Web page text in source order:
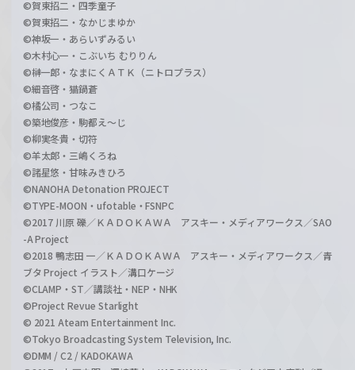
©賀東招二・四季童子
©賀東招二・なかじまゆか
©神坂一・あらいずみるい
©木村心一・こぶいち むりりん
©榊一郎・なまにくＡＴＫ（ニトロプラス）
©細音啓・猫鍋蒼
©橘公司・つなこ
©築地俊彦・駒都え～じ
©柳実冬貴・切符
©羊太郎・三嶋くろね
©諸星悠・甘味みきひろ
©NANOHA Detonation PROJECT
©TYPE-MOON・ufotable・FSNPC
©2017 川原 礫／ＫＡＤＯＫＡＷＡ アスキー・メディアワークス／SAO
-A Project
©2018 鴨志田 一／ＫＡＤＯＫＡＷＡ アスキー・メディアワークス／青
ブタ Project イラスト／溝口ケージ
©CLAMP・ST／講談社・NEP・NHK
©Project Revue Starlight
© 2021 Ateam Entertainment Inc.
©Tokyo Broadcasting System Television, Inc.
©DMM / C2 / KADOKAWA